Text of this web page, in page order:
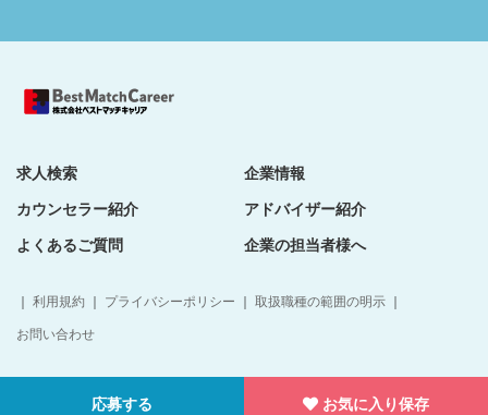
応募する お気に入り保存
求人検索
企業情報
カウンセラー紹介
アドバイザー紹介
よくあるご質問
企業の担当者様へ
｜ 利用規約 ｜ プライバシーポリシー ｜ 取扱職種の範囲の明示 ｜
お問い合わせ